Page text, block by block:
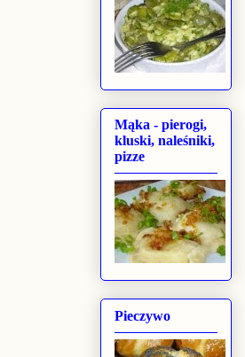
Mąka - pierogi,
kluski, naleśniki,
pizze
Pieczywo